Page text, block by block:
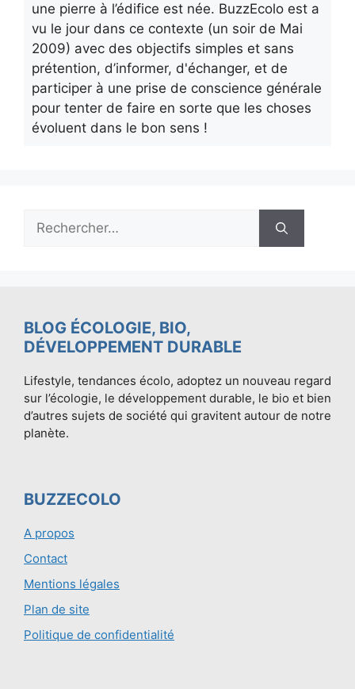
une pierre à l’édifice est née. BuzzEcolo est a
vu le jour dans ce contexte (un soir de Mai
2009) avec des objectifs simples et sans
prétention, d’informer, d'échanger, et de
participer à une prise de conscience générale
pour tenter de faire en sorte que les choses
évoluent dans le bon sens !
Rechercher :
BLOG ÉCOLOGIE, BIO,
DÉVELOPPEMENT DURABLE
Lifestyle, tendances écolo, adoptez un nouveau regard
sur l’écologie, le développement durable, le bio et bien
d’autres sujets de société qui gravitent autour de notre
planète.
BUZZECOLO
A propos
Contact
Mentions légales
Plan de site
Politique de confidentialité